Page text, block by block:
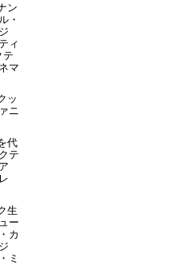
ン
・
ィ
テ
マ
ッ
ニ
代
テ
生
ー
カ
ミ